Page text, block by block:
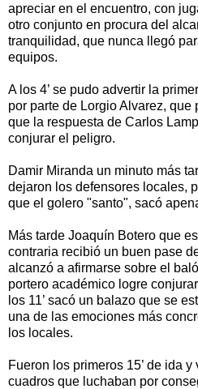
apreciar en el encuentro, con
otro conjunto en procura del
tranquilidad, que nunca llegó
equipos.
A los 4’ se pudo advertir la
por parte de Lorgio Alvarez, que
que la respuesta de Carlos
conjurar el peligro.
Damir Miranda un minuto más
dejaron los defensores locales,
que el golero "santo", sacó
Más tarde Joaquín Botero que
contraria recibió un buen pase
alcanzó a afirmarse sobre el
portero académico logre
los 11’ sacó un balazo que se
una de las emociones más
los locales.
Fueron los primeros 15’ de ida
cuadros que luchaban por